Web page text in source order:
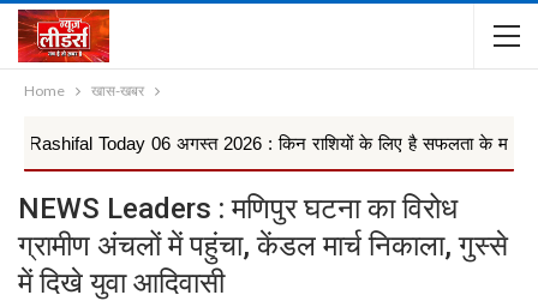
Home खास-खबर
Today 06 अगस्त 2026 : किन राशियों के लिए है सफलता के मजबूत योग, वृषभ,
NEWS Leaders : मणिपुर घटना का विरोध
ग्रामीण अंचलों में पहुंचा, केंडल मार्च निकाला, गुस्से
में दिखे युवा आदिवासी